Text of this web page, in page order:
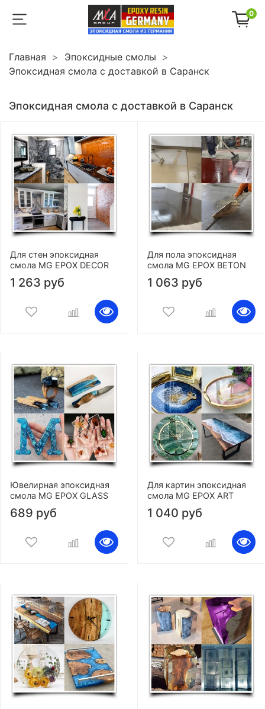
0
Главная
Эпоксидные смолы
Эпоксидная смола с доставкой в Саранск
Эпоксидная смола с доставкой в Саранск
Для стен эпоксидная
смола MG EPOX DECOR
1 263 руб
Для пола эпоксидная
смола MG EPOX BETON
1 063 руб
Ювелирная эпоксидная
смола MG EPOX GLASS
689 руб
Для картин эпоксидная
смола MG EPOX ART
1 040 руб